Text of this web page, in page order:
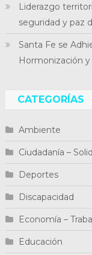
Liderazgo
seguridad y paz
Santa Fe se
Hormonización
CATEGORÍAS
Ambiente
Ciudadanía –
Deportes
Discapacidad
Economía –
Educación